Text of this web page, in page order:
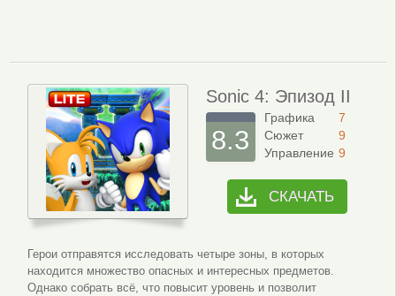
Sonic 4: Эпизод II
8.3
Графика
Сюжет
Управление
7
9
9
СКАЧАТЬ
Герои отправятся исследовать четыре зоны, в которых
находится множество опасных и интересных предметов.
Однако собрать всё, что повысит уровень и позволит